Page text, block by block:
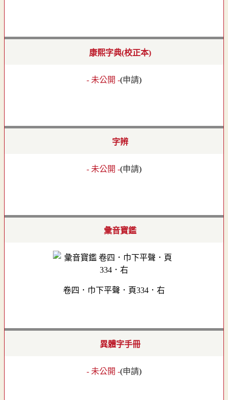
康熙字典(校正本)
- 未公開 -(申請)
字辨
- 未公開 -(申請)
彙音寶鑑
卷四．巾下平聲．頁334．右
異體字手冊
- 未公開 -(申請)